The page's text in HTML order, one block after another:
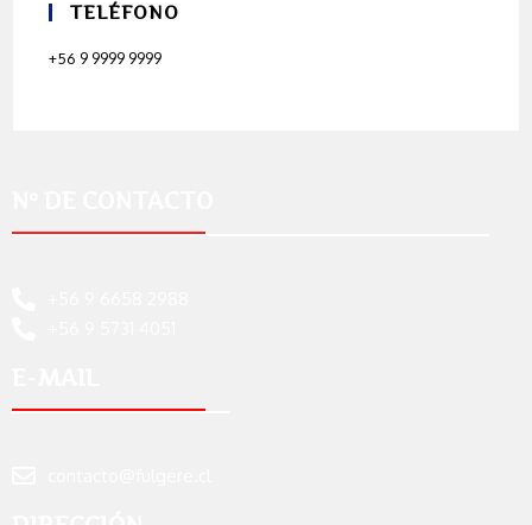
TELÉFONO
+56 9 9999 9999